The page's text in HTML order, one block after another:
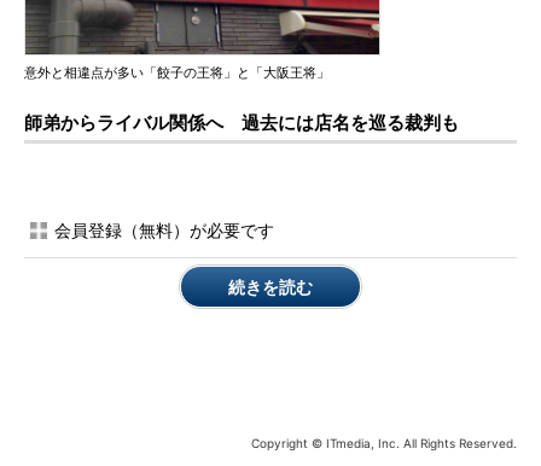
意外と相違点が多い「餃子の王将」と「大阪王将」
師弟からライバル関係へ 過去には店名を巡る裁判も
会員登録（無料）が必要です
続きを読む
Copyright © ITmedia, Inc. All Rights Reserved.